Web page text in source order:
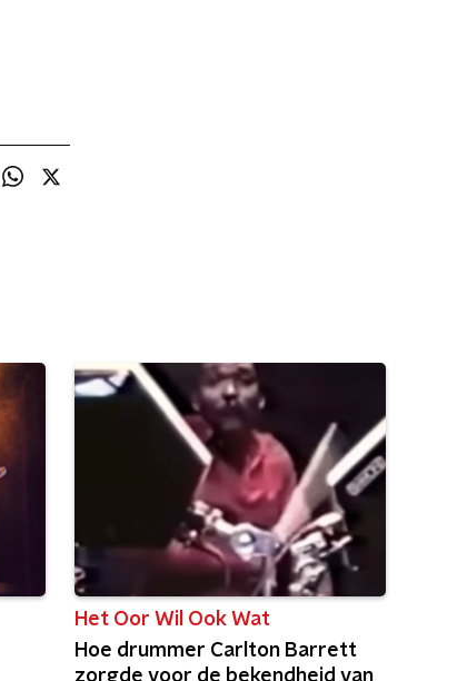
Het Oor Wil Ook Wat
Hoe drummer Carlton Barrett
zorgde voor de bekendheid van